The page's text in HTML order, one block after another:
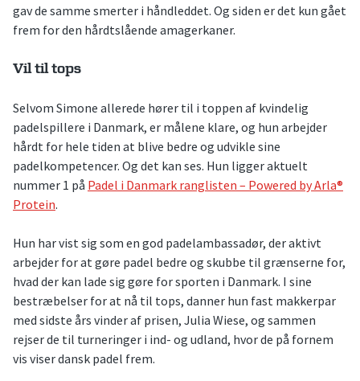
gav de samme smerter i håndleddet. Og siden er det kun gået
frem for den hårdtslående amagerkaner.
Vil til tops
Selvom Simone allerede hører til i toppen af kvindelig
padelspillere i Danmark, er målene klare, og hun arbejder
hårdt for hele tiden at blive bedre og udvikle sine
padelkompetencer. Og det kan ses. Hun ligger aktuelt
nummer 1 på Padel i Danmark ranglisten – Powered by Arla®
Protein.
Hun har vist sig som en god padelambassadør, der aktivt
arbejder for at gøre padel bedre og skubbe til grænserne for,
hvad der kan lade sig gøre for sporten i Danmark. I sine
bestræbelser for at nå til tops, danner hun fast makkerpar
med sidste års vinder af prisen, Julia Wiese, og sammen
rejser de til turneringer i ind- og udland, hvor de på fornem
vis viser dansk padel frem.